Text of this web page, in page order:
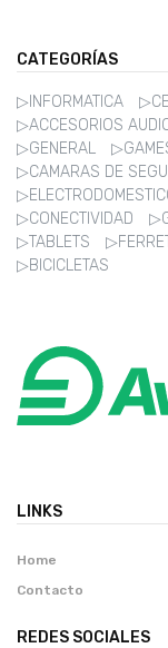
CATEGORÍAS
▷INFORMATICA
▷ACCESORIOS
▷GENERAL
▷CAMARAS DE
▷CONECTIVIDAD
▷TABLETS
▷BICICLETAS
LINKS
Home
Contacto
REDES SOCIALES